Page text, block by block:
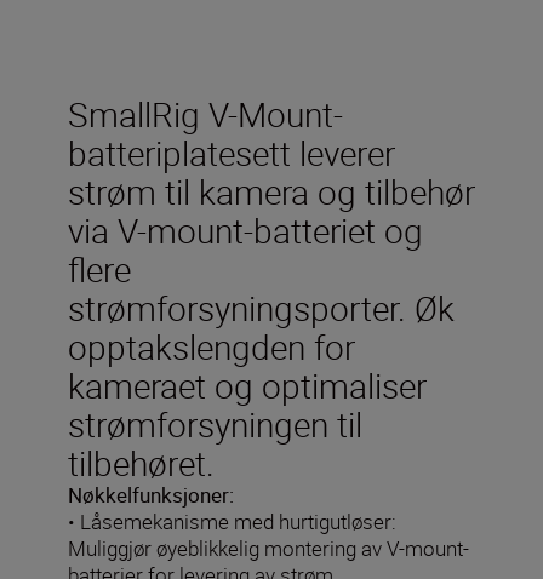
SmallRig V-Mount-
batteriplatesett leverer
strøm til kamera og tilbehør
via V-mount-batteriet og
flere
strømforsyningsporter. Øk
opptakslengden for
kameraet og optimaliser
strømforsyningen til
tilbehøret.
Nøkkelfunksjoner:
• Låsemekanisme med hurtigutløser:
Muliggjør øyeblikkelig montering av V-mount-